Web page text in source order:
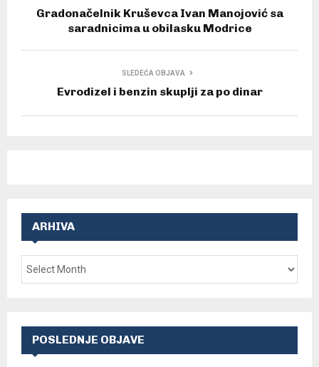
Gradonačelnik Kruševca Ivan Manojović sa
saradnicima u obilasku Modrice
SLEDEĆA OBJAVA
Evrodizel i benzin skuplji za po dinar
ARHIVA
POSLEDNJE OBJAVE